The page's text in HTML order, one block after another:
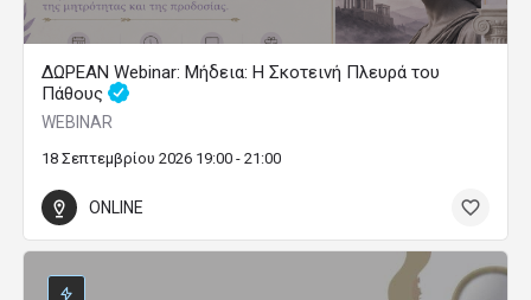
ΔΩΡΕΑΝ Webinar: Μήδεια: Η Σκοτεινή Πλευρά του
Πάθους
WEBINAR
18 Σεπτεμβρίου 2026 19:00 - 21:00
ONLINE